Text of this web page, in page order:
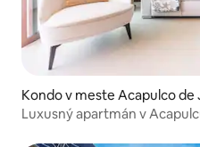
Kondo v meste Acapulco de
Luxusný apartmán v